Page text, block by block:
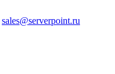
sales@serverpoint.ru